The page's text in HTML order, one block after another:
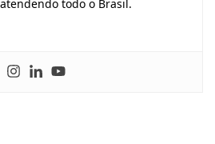
todo o Brasil.